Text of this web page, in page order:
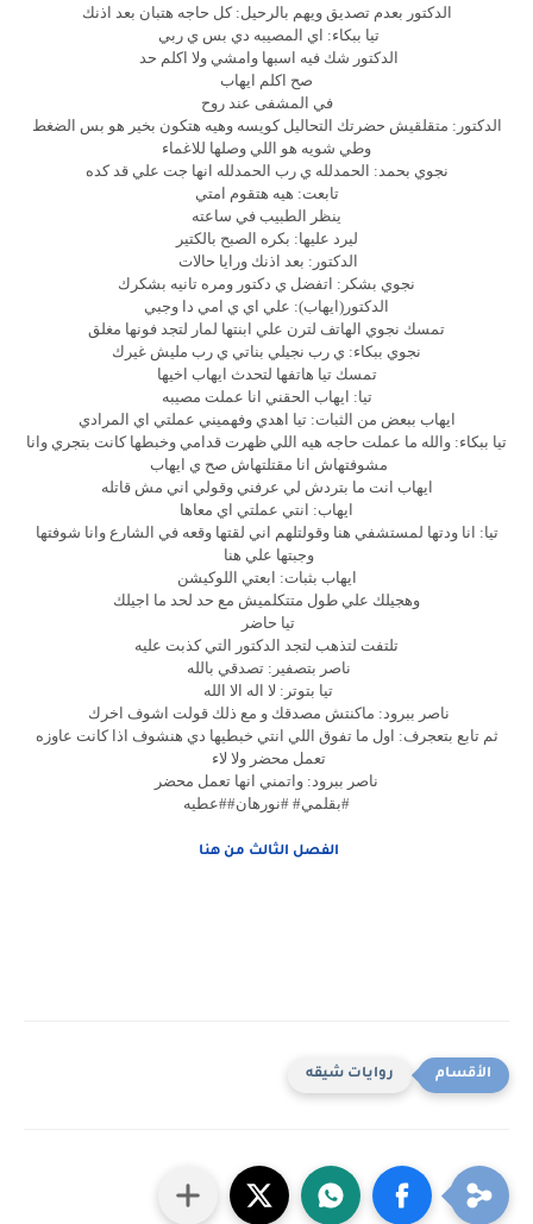
الدكتور بعدم تصديق ويهم بالرحيل: كل حاجه هتبان بعد اذنك
تيا ببكاء: اي المصيبه دي بس ي ربي
الدكتور شك فيه اسبها وامشي ولا اكلم حد
صح اكلم ايهاب
في المشفى عند روح
الدكتور: متقلقيش حضرتك التحاليل كويسه وهيه هتكون بخير هو بس الضغط
وطي شويه هو اللي وصلها للاغماء
نجوي بحمد: الحمدلله ي رب الحمدلله انها جت علي قد كده
تابعت: هيه هتقوم امتي
ينظر الطبيب في ساعته
ليرد عليها: بكره الصبح بالكتير
الدكتور: بعد اذنك ورايا حالات
نجوي بشكر: اتفضل ي دكتور ومره تانيه بشكرك
الدكتور(ايهاب): علي اي ي امي دا وجبي
تمسك نجوي الهاتف لترن علي ابنتها لمار لتجد فونها مغلق
نجوي ببكاء: ي رب نجيلي بناتي ي رب مليش غيرك
تمسك تيا هاتفها لتحدث ايهاب اخيها
تيا: ايهاب الحقني انا عملت مصيبه
ايهاب ببعض من الثبات: تيا اهدي وفهميني عملتي اي المرادي
تيا ببكاء: والله ما عملت حاجه هيه اللي ظهرت قدامي وخبطها كانت بتجري وانا
مشوفتهاش انا مقتلتهاش صح ي ايهاب
ايهاب انت ما بتردش لي عرفني وقولي اني مش قاتله
ايهاب: انتي عملتي اي معاها
تيا: انا ودتها لمستشفي هنا وقولتلهم اني لقتها وقعه في الشارع وانا شوفتها
وجبتها علي هنا
ايهاب بثبات: ابعتي اللوكيشن
وهجيلك علي طول متتكلميش مع حد لحد ما اجيلك
تيا حاضر
تلتفت لتذهب لتجد الدكتور التي كذبت عليه
ناصر بتصفير: تصدقي بالله
تيا بتوتر: لا اله الا الله
ناصر ببرود: ماكنتش مصدقك و مع ذلك قولت اشوف اخرك
ثم تابع بتعجرف: اول ما تفوق اللي انتي خبطيها دي هنشوف اذا كانت عاوزه
تعمل محضر ولا لاء
ناصر ببرود: واتمني انها تعمل محضر
#بقلمي# #نورهان##عطيه
الفصل الثالث من هنا
روايات شيقه